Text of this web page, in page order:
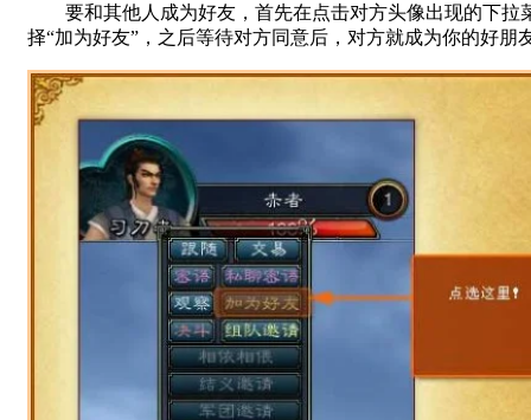
要和其他人成为好友，首先在点击对方头像出现的下拉
择“加为好友”，之后等待对方同意后，对方就成为你的好朋